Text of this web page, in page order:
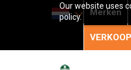
Our website uses
policy.
Merken